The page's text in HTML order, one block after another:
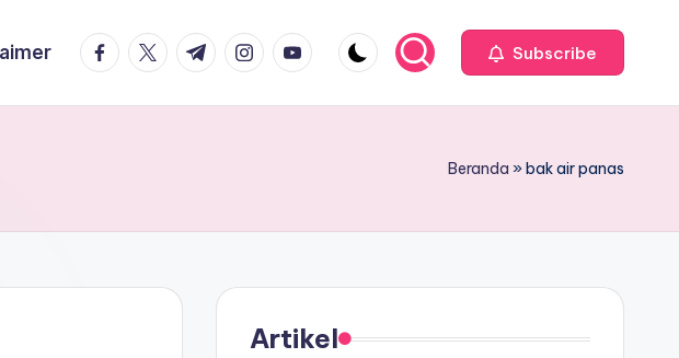
facebook.com
twitter.com
t.me instagram.com
youtube.com Subscribe
Beranda »bak air panas
Artikel